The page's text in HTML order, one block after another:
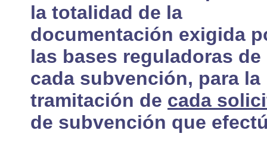
la totalidad de la
documentación exigida
las bases reguladoras de
cada subvención, para la
tramitación de cada
de subvención que